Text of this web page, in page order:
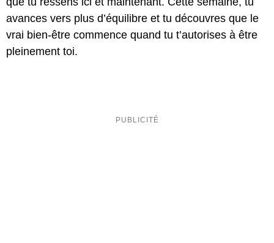
avances vers plus d’équilibre et tu découvres que le
vrai bien-être commence quand tu t’autorises à être
pleinement toi.